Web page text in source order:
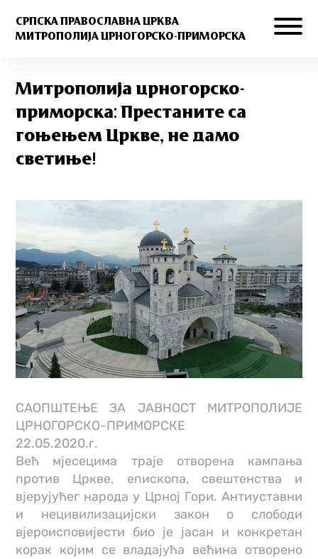
СРПСКА ПРАВОСЛАВНА ЦРКВА
МИТРОПОЛИЈА ЦРНОГОРСКО-ПРИМОРСКА
Митрополија црногорско-
приморска: Престаните са
гоњењем Цркве, не дамо
светиње!
САОПШТЕЊЕ ЗА ЈАВНОСТ МИТРОПОЛИЈЕ
ЦРНОГОРСКО-ПРИМОРСКЕ
22.05.2020.г.
Већ мјесецима траје отворена кампања
против Цркве, епископа, свештенства и
вjерујућег народа у Црној Гори. Антиуставни
и нецивилизaцијски закон о слободи
вјероисповијести био је јасан и конкретан
корак којим се владајућа већина отворено